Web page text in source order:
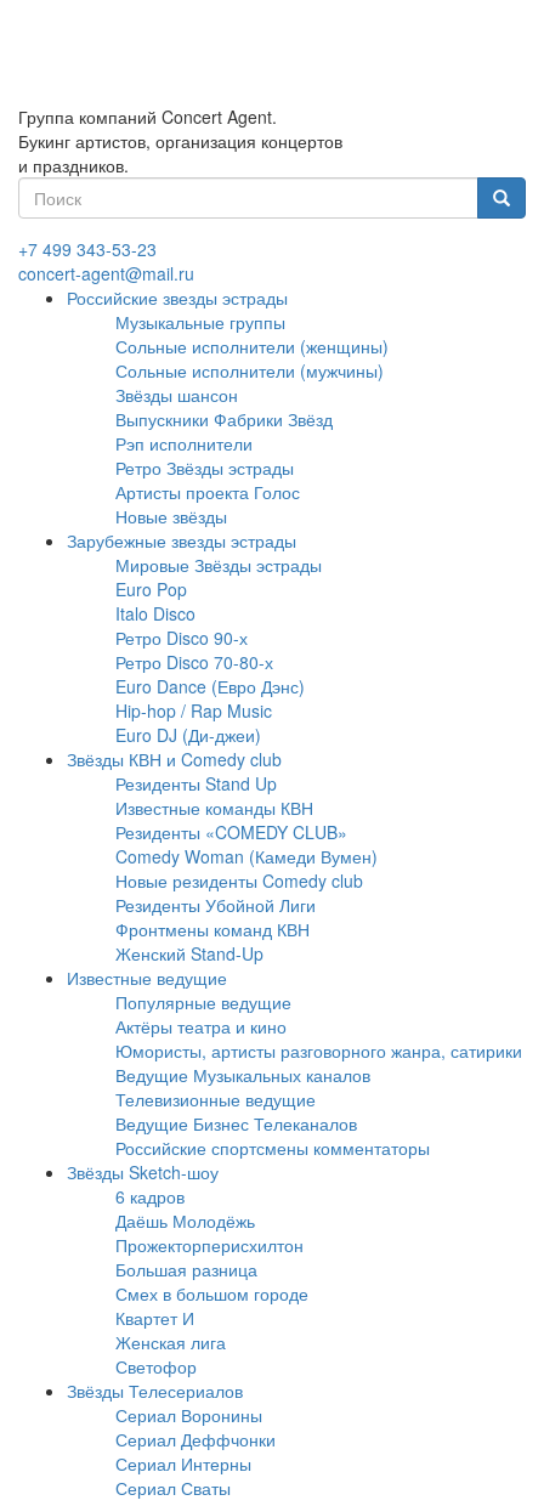
Группа компаний Concert Agent.
Букинг артистов, организация концертов
и праздников.
Форма
поиска
+7 499 343-53-23
concert-agent@mail.ru
Российские звезды эстрады
Музыкальные группы
Сольные исполнители (женщины)
Сольные исполнители (мужчины)
Звёзды шансон
Выпускники Фабрики Звёзд
Рэп исполнители
Ретро Звёзды эстрады
Артисты проекта Голос
Новые звёзды
Зарубежные звезды эстрады
Мировые Звёзды эстрады
Euro Pop
Italo Disco
Ретро Disco 90-х
Ретро Disco 70-80-х
Euro Dance (Евро Дэнс)
Hip-hop / Rap Music
Euro DJ (Ди-джеи)
Звёзды КВН и Comedy club
Резиденты Stand Up
Известные команды КВН
Резиденты «COMEDY CLUB»
Comedy Woman (Камеди Вумен)
Новые резиденты Comedy club
Резиденты Убойной Лиги
Фронтмены команд КВН
Женский Stand-Up
Известные ведущие
Популярные ведущие
Актёры театра и кино
Юмористы, артисты разговорного жанра, сатирики
Ведущие Музыкальных каналов
Телевизионные ведущие
Ведущие Бизнес Телеканалов
Российские спортсмены комментаторы
Звёзды Sketch-шоу
6 кадров
Даёшь Молодёжь
Прожекторперисхилтон
Большая разница
Смех в большом городе
Квартет И
Женская лига
Светофор
Звёзды Телесериалов
Сериал Воронины
Сериал Деффчонки
Сериал Интерны
Сериал Сваты